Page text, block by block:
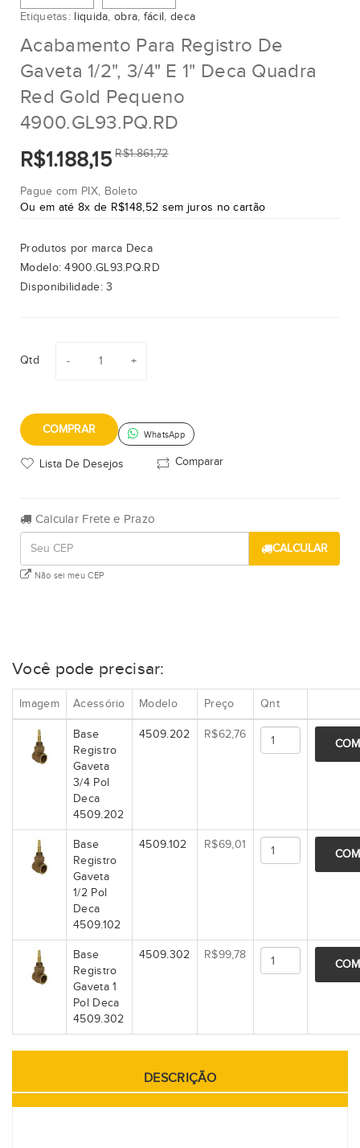
Etiquetas: liquida,obra, fácil, deca
Acabamento Para Registro De
Gaveta 1/2", 3/4" E 1" Deca Quadra
Red Gold Pequeno
4900.GL93.PQ.RD
R$1.188,15 R$1.861,72
Pague com PIX, Boleto
Ou em até 8x de R$148,52 sem juros no cartão
Produtos por marca Deca
Modelo:4900.GL93.PQ.RD
Disponibilidade:3
Qtd
COMPRAR WhatsApp
Lista De Desejos Comparar
Calcular Frete e Prazo
CALCULAR
Não sei meu CEP
Você pode precisar:
Imagem Acessório Modelo Preço Qnt
Base
Registro
Gaveta
3/4 Pol
Deca
4509.202
4509.202 R$62,76
Base
Registro
Gaveta
1/2 Pol
Deca
4509.102
4509.102 R$69,01
Base
Registro
Gaveta 1
Pol Deca
4509.302
4509.302 R$99,78
DESCRIÇÃO